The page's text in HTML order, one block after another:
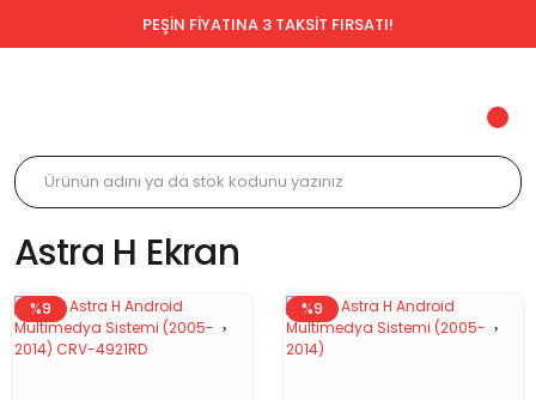
PEŞİN FİYATINA 3 TAKSİT FIRSATI!
Astra H Ekran
%9 %9